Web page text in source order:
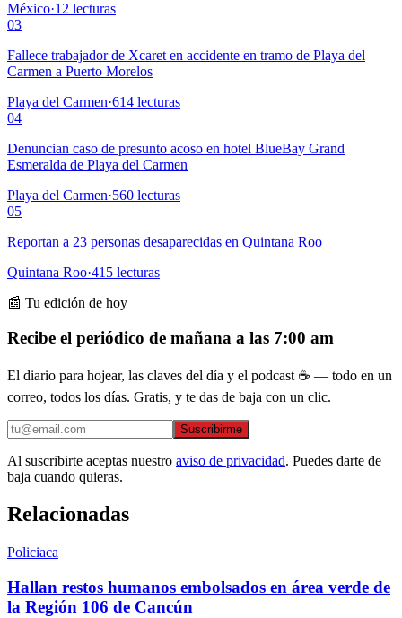
México·12 lecturas
03
Fallece trabajador de Xcaret en accidente en tramo de Playa del
Carmen a Puerto Morelos
Playa del Carmen·614 lecturas
04
Denuncian caso de presunto acoso en hotel BlueBay Grand
Esmeralda de Playa del Carmen
Playa del Carmen·560 lecturas
05
Reportan a 23 personas desaparecidas en Quintana Roo
Quintana Roo·415 lecturas
📰 Tu edición de hoy
Recibe el periódico de mañana a las 7:00 am
El diario para hojear, las claves del día y el podcast ☕ — todo en un
correo, todos los días. Gratis, y te das de baja con un clic.
Suscribirme
Al suscribirte aceptas nuestro aviso de privacidad. Puedes darte de
baja cuando quieras.
Relacionadas
Policiaca
Hallan restos humanos embolsados en área verde de
la Región 106 de Cancún